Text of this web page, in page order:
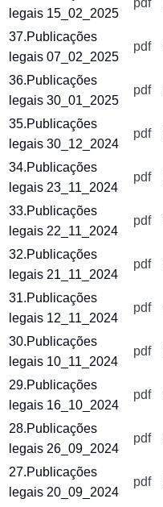
legais 15_02_2025
37.Publicações
legais 07_02_2025
pdf
36.Publicações
legais 30_01_2025
pdf
35.Publicações
legais 30_12_2024
pdf
34.Publicações
legais 23_11_2024
pdf
33.Publicações
legais 22_11_2024
pdf
32.Publicações
legais 21_11_2024
pdf
31.Publicações
legais 12_11_2024
pdf
30.Publicações
legais 10_11_2024
pdf
29.Publicações
legais 16_10_2024
pdf
28.Publicações
legais 26_09_2024
pdf
27.Publicações
legais 20_09_2024
pdf